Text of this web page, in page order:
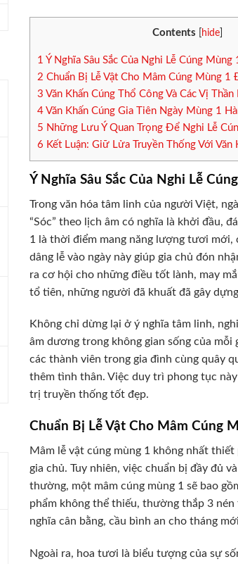
Contents hide
1 Ý Nghĩa Sâu Sắc Của Nghi Lễ Cúng Mùng
2 Chuẩn Bị Lễ Vật Cho Mâm Cúng Mùng 1
3 Văn Khấn Cúng Thổ Công Và Các Vị
4 Văn Khấn Cúng Gia Tiên Ngày Mùng 1
5 Những Lưu Ý Quan Trọng Để Nghi Lễ
6 Kết Luận: Giữ Lửa Truyền Thống Với Văn
Ý Nghĩa Sâu Sắc Của Nghi Lễ
Trong văn hóa tâm linh của người Việt,
“Sóc” theo lịch âm có nghĩa là khởi đầu,
1 là thời điểm mang năng lượng tươi mới,
dâng lễ vào ngày này giúp gia chủ đón
ra cơ hội cho những điều tốt lành, may
tổ tiên, những người đã khuất đã gây
Không chỉ dừng lại ở ý nghĩa tâm linh,
âm dương trong không gian sống của
các thành viên trong gia đình cùng quây
thêm tình thân. Việc duy trì phong tục
trị truyền thống tốt đẹp.
Chuẩn Bị Lễ Vật Cho Mâm Cúng
Mâm lễ vật cúng mùng 1 không nhất
gia chủ. Tuy nhiên, việc chuẩn bị đầy đủ
thường, một mâm cúng mùng 1 sẽ bao
phẩm không thể thiếu, thường thắp 3
nghĩa cân bằng, cầu bình an cho tháng
Ngoài ra, hoa tươi là biểu tượng của sự